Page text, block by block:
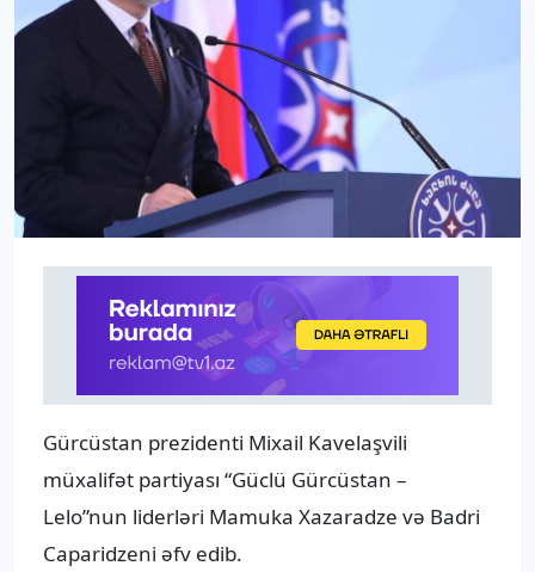
Gürcüstan prezidenti Mixail Kavelaşvili
müxalifət partiyası “Güclü Gürcüstan –
Lelo”nun liderləri Mamuka Xazaradze və Badri
Caparidzeni əfv edib.